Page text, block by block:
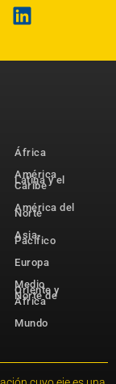
África
América
Latina y el
Caribe
América del
Norte
Asia-
Pacífico
Europa
Medio
Oriente y
Norte de
África
Mundo